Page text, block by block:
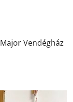
Vendégház